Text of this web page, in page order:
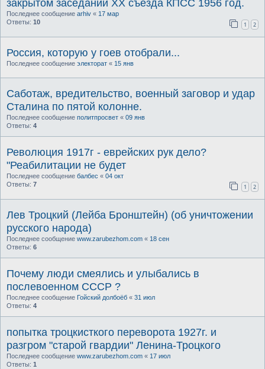
закрытом заседании XX съезда КПСС 1956 год.
Последнее сообщение arhiv « 17 мар
Ответы: 10 1 2
Россия, которую у гоев отобрали...
Последнее сообщение электорат « 15 янв
Саботаж, вредительство, военный заговор и удар
Сталина по пятой колонне.
Последнее сообщение политпросвет « 09 янв
Ответы: 4
Революция 1917г - еврейских рук дело?
"Реабилитации не будет
Последнее сообщение балбес « 04 окт
Ответы: 7 1 2
Лев Троцкий (Лейба Бронштейн) (об уничтожении
русского народа)
Последнее сообщение www.zarubezhom.com « 18 сен
Ответы: 6
Почему люди смеялись и улыбались в
послевоенном СССР ?
Последнее сообщение Гойский долбоёб « 31 июл
Ответы: 4
попытка троцкисткого переворота 1927г. и
разгром "старой гвардии" Ленина-Троцкого
Последнее сообщение www.zarubezhom.com « 17 июл
Ответы: 1